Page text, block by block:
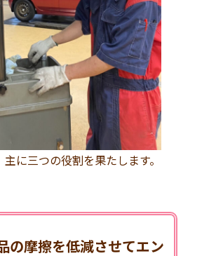
に三つの役割を果たします。
の摩擦を低減させてエン